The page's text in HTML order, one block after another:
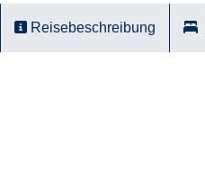
Reisebeschreibung